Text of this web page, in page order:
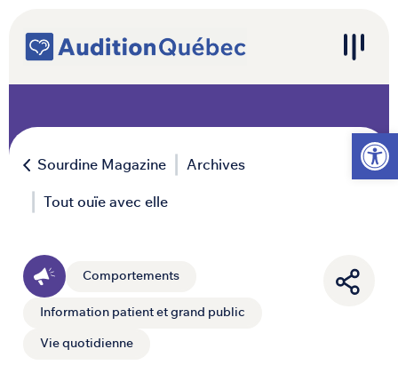
Ouvrir
Navigation principale
Sourdine Magazine Archives
Tout ouïe avec elle
Comportements
Information patient et grand public
Vie quotidienne